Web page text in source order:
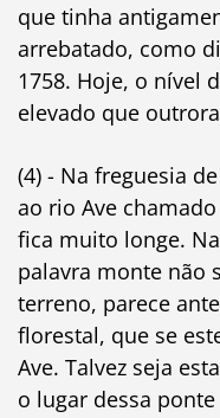
que tinha
arrebatado, como
1758. Hoje, o nível
elevado que
(4) - Na freguesia
ao rio Ave
fica muito longe.
palavra monte não
terreno, parece
florestal, que se
Ave. Talvez seja
o lugar dessa